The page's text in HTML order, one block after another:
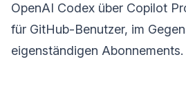
OpenAI Codex über Copilot
für GitHub-Benutzer, im
eigenständigen Abonnements.